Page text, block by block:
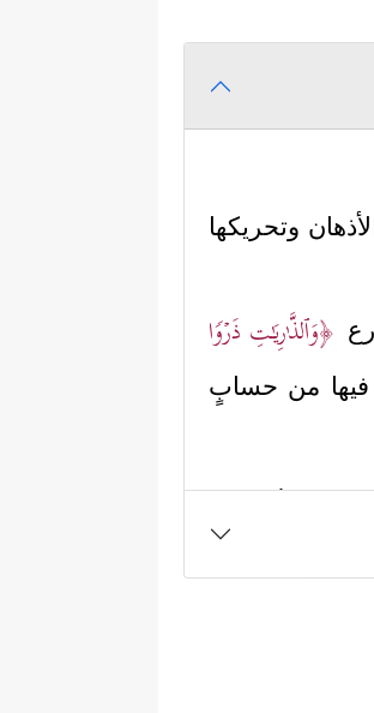
وتحريكها
﴿وَٱلذَّ ٰ⁠رِیَـٰتِ ذَرۡوࣰا
فيها من حسابٍ
عليه وهو
الكون مع